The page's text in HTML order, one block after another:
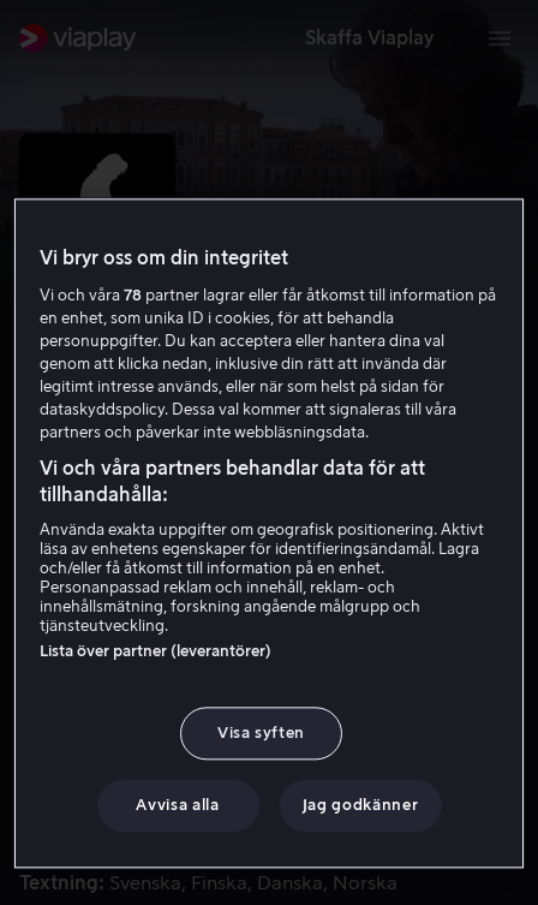
Skaffa Viaplay
The Brink
6.4 Dokumentär 2019 1 h 27 min
12 år
HD
Hyr 49 kr
den europeiska högervågen.
Medverkande
Alison Klayman
Textning
Svenska Finska Danska Norska
Vi bryr oss om din integritet
Vi och våra78 partner lagrar eller får åtkomst till information på
en enhet, som unika ID i cookies, för att behandla
personuppgifter. Du kan acceptera eller hantera dina val
genom att klicka nedan, inklusive din rätt att invända där
legitimt intresse används, eller när som helst på sidan för
dataskyddspolicy. Dessa val kommer att signaleras till våra
partners och påverkar inte webbläsningsdata.
Vi och våra partners behandlar data för att
tillhandahålla:
Använda exakta uppgifter om geografisk positionering. Aktivt
läsa av enhetens egenskaper för identifieringsändamål. Lagra
och/eller få åtkomst till information på en enhet.
Personanpassad reklam och innehåll, reklam- och
innehållsmätning, forskning angående målgrupp och
tjänsteutveckling.
Lista över partner (leverantörer)
Visa syften
Avvisa alla Jag godkänner